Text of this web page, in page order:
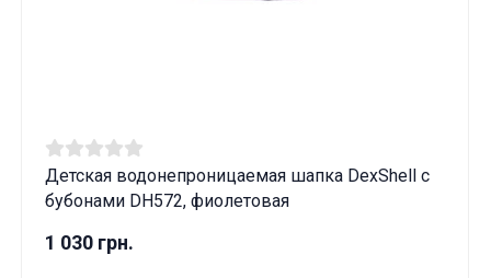
Детская водонепроницаемая шапка DexShell с
бубонами DH572, фиолетовая
1 030 грн.